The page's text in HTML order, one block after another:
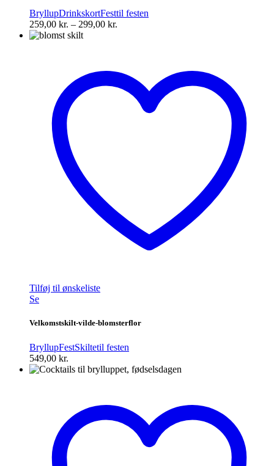
varianter.
Mulighederne
kan
vælges
BryllupDrinkskortFesttil festen
259,00 kr. – 299,00 kr.
Tilføj til ønskeliste
Se
Velkomstskilt-vilde-blomsterflor
BryllupFestSkiltetil festen
549,00 kr.